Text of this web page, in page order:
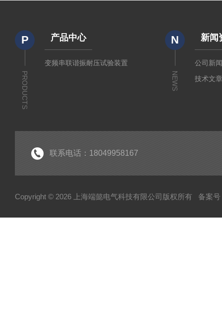
P
PRODUCTS
产品中心
变频串联谐振耐压试验装置
N
NEWS
新闻
公司新
技术文
联系电话：18049958167
Copyright © 2026 上海端懿电气科技有限公司版权所有 备案号